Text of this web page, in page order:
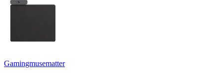
Gamingmusematter